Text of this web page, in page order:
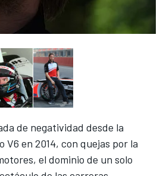
de negatividad desde la
V6 en 2014, con quejas por la
el dominio de un solo